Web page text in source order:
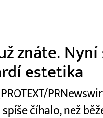
znáte.
estetika
číhalo, než